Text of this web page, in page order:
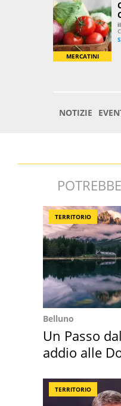
TERRITORIO
Belluno
Un Passo
addio alle
TERRITORIO